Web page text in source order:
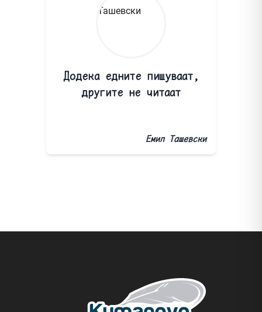
Додека едните пишуваат,
другите не читаат
Емил Ташевски